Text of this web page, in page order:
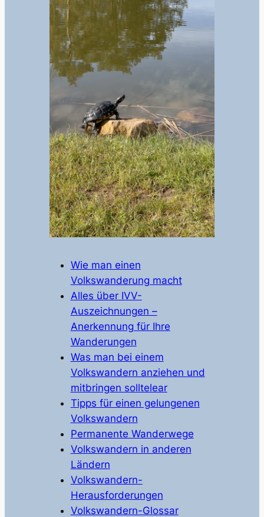
Wie man einen
Volkswanderung macht
Alles über IVV-
Auszeichnungen –
Anerkennung für Ihre
Wanderungen
Was man bei einem
Volkswandern anziehen und
mitbringen solltelear
Tipps für einen gelungenen
Volkswandern
Permanente Wanderwege
Volkswandern in anderen
Ländern
Volkswandern-
Herausforderungen
Volkswandern-Glossar